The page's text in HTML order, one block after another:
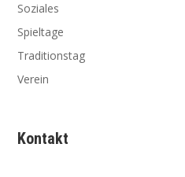
Soziales
Spieltage
Traditionstag
Verein
Kontakt